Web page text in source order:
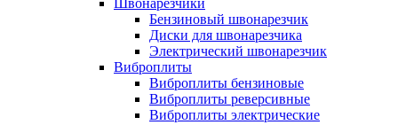
Швонарезчики
Бензиновый швонарезчик
Диски для швонарезчика
Электрический швонарезчик
Виброплиты
Виброплиты бензиновые
Виброплиты реверсивные
Виброплиты электрические